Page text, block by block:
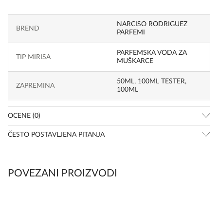
BREND
NARCISO RODRIGUEZ
PARFEMI
TIP MIRISA
PARFEMSKA VODA ZA
MUŠKARCE
ZAPREMINA
50ML, 100ML TESTER,
100ML
OCENE (0)
ČESTO POSTAVLJENA PITANJA
POVEZANI PROIZVODI